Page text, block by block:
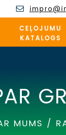
CEĻOJUMU
KATALOGS
MUMS /